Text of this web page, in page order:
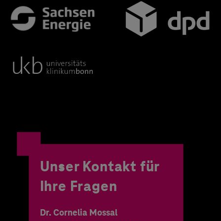
Unser Kontakt für
Ihre Fragen
Dr. Cornelia Mossal